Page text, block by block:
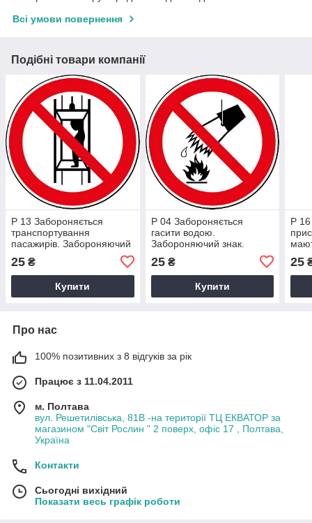
Всі умови повернення
Подібні товари компанії
Р 13 Забороняється
транспортування
пасажирів. Забороняючий
25 ₴
Купити
Р 04 Забороняється
гасити водою.
Забороняючий знак.
25₴
Купити
Р 16
25
Про нас
100% позитивних з 8 відгуків за рік
Працює з 11.04.2011
м. Полтава
вул. Решетилівська, 81В -на території ТЦ ЕКВАТОР за
магазином "Світ Рослин " 2 поверх, офіс 17 , Полтава,
Україна
Контакти
Сьогодні вихідний
Показати весь графік роботи